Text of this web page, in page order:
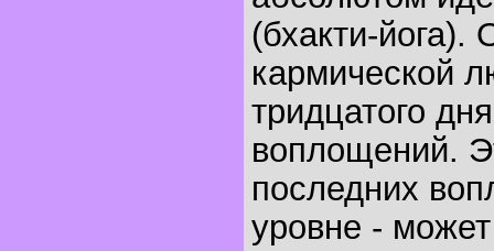
(бхакти-
кармической
тридцатого
воплощений.
последних
уровне -